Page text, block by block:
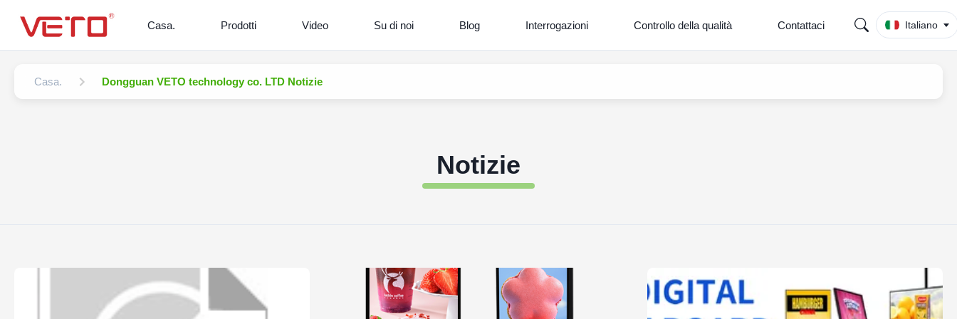
Casa. Prodotti Video Su di noi Blog Interrogazioni Controllo della qualità Contattaci Italiano
Casa. Dongguan VETO technology co. LTD Notizie
Notizie